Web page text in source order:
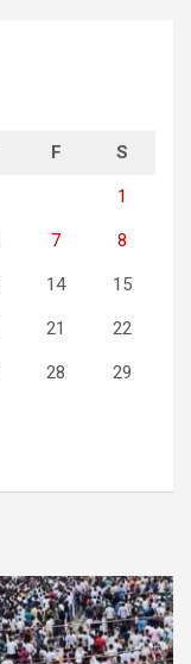
F S
1
7 8
14 15
21 22
28 29